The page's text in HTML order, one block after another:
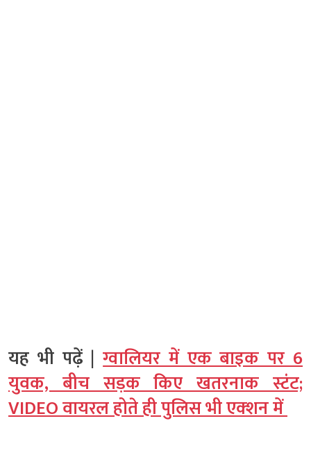
यह भी पढ़ें |ग्वालियर में एक बाइक पर 6
युवक, बीच सड़क किए खतरनाक स्टंट;
VIDEO वायरल होते ही पुलिस भी एक्‍शन में